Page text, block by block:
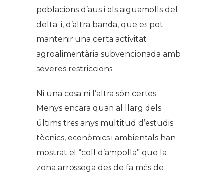
poblacions d’aus i els aiguamolls del
delta; i, d’altra banda, que es pot
mantenir una certa activitat
agroalimentària subvencionada amb
severes restriccions.
Ni una cosa ni l’altra són certes.
Menys encara quan al llarg dels
últims tres anys multitud d’estudis
tècnics, econòmics i ambientals han
mostrat el “coll d’ampolla” que la
zona arrossega des de fa més de